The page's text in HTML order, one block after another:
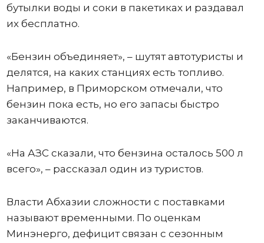
бутылки воды и соки в пакетиках и раздавал
их бесплатно.
«Бензин объединяет», – шутят автотуристы и
делятся, на каких станциях есть топливо.
Например, в Приморском отмечали, что
бензин пока есть, но его запасы быстро
заканчиваются.
«На АЗС сказали, что бензина осталось 500 л
всего», – рассказал один из туристов.
Власти Абхазии сложности с поставками
называют временными. По оценкам
Минэнерго, дефицит связан с сезонным